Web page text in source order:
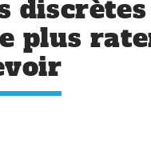
discrètes
plus